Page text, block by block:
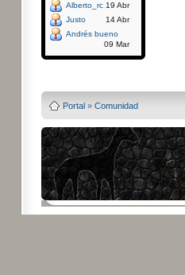
Alberto_rc 19 Abr
Justo
14 Abr
Andrés bueno
09 Mar
Portal» Comunidad